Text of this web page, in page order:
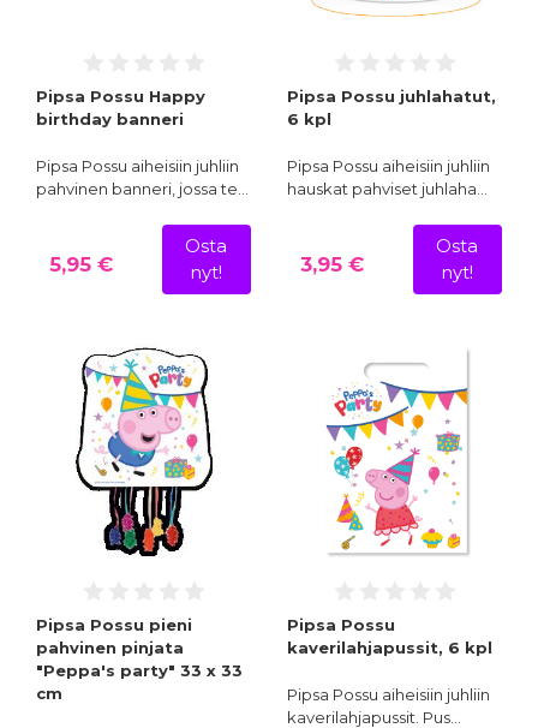
Pipsa Possu Happy
birthday banneri
Pipsa Possu aiheisiin juhliin
pahvinen banneri, jossa te…
5,95 €
Osta
nyt!
Pipsa Possu juhlahatut,
6 kpl
Pipsa Possu aiheisiin juhliin
hauskat pahviset juhlaha…
3,95 €
Osta
nyt!
Pipsa Possu pieni
pahvinen pinjata
"Peppa's party" 33 x 33
cm
Pipsa Possu
kaverilahjapussit, 6 kpl
Pipsa Possu aiheisiin juhliin
kaverilahjapussit. Pus…